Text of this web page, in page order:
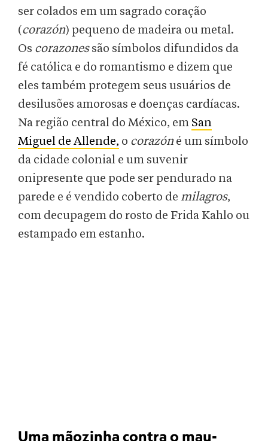
ser colados em um sagrado coração
(corazón) pequeno de madeira ou metal.
Os corazonessão símbolos difundidos da
fé católica e do romantismo e dizem que
eles também protegem seus usuários de
desilusões amorosas e doenças cardíacas.
Na região central do México, em San
Miguel de Allende, o corazóné um símbolo
da cidade colonial e um suvenir
onipresente que pode ser pendurado na
parede e é vendido coberto de milagros,
com decupagem do rosto de Frida Kahlo ou
estampado em estanho.
Uma mãozinha contra o mau-